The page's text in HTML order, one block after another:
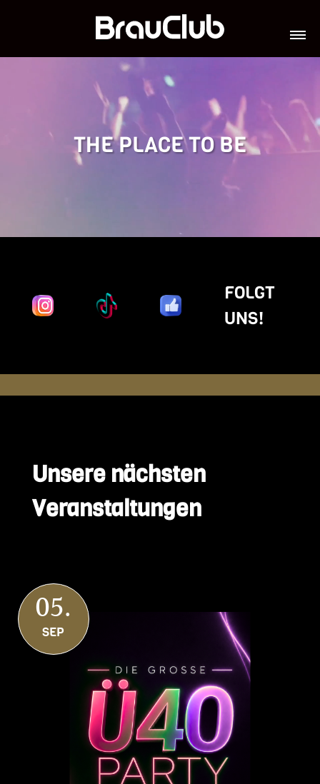
THE PLACE TO BE
FOLGT
UNS!
Unsere nächsten
Veranstaltungen
05.
SEP
GALERIE
TEAM
VIP-LOUNGES
JOBS